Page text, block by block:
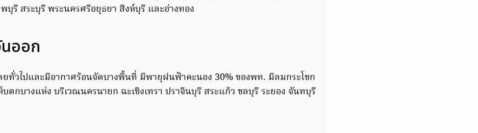
บุรี สระบุรี พระนครศรีอยุธยา สิงห์บุรี และอ่างทอง
ออก
ยทั่วไปและมีอากาศร้อนจัดบางพื้นที่ มีพายุฝนฟ้าคะนอง 30% ของพท. มีลมกระโชก
บตกบางแห่ง บริเวณนครนายก ฉะเชิงเทรา ปราจีนบุรี สระแก้ว ชลบุรี ระยอง จันทบุรี